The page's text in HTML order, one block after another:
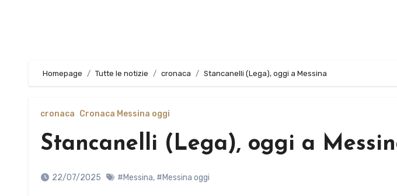
Homepage Tutte le notizie cronaca Stancanelli (Lega), oggi a Messina
cronaca Cronaca Messina oggi
Stancanelli (Lega), oggi a
22/07/2025 #Messina, #Messina oggi